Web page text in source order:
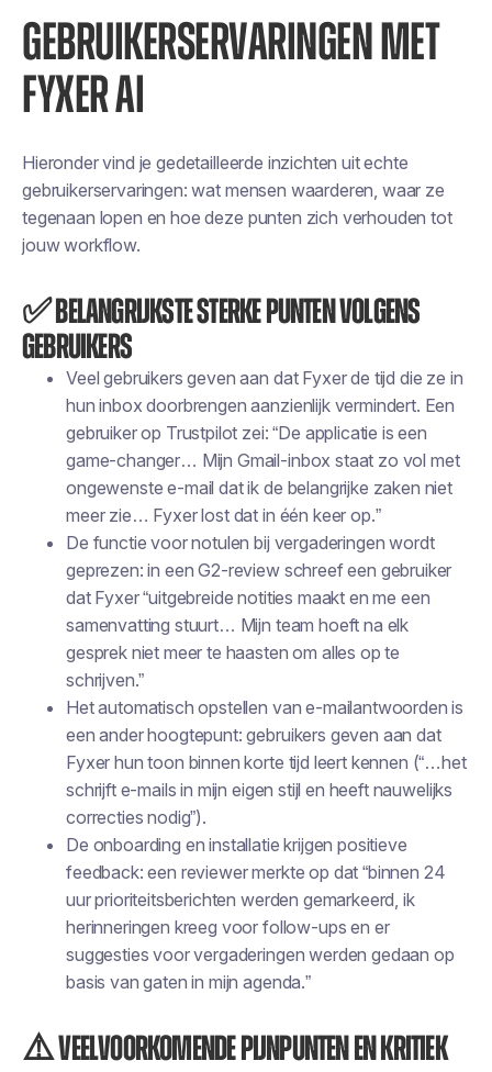
GEBRUIKERSERVARINGEN MET
FYXER AI
Hieronder vind je gedetailleerde inzichten uit echte
gebruikerservaringen: wat mensen waarderen, waar ze
tegenaan lopen en hoe deze punten zich verhouden tot
jouwworkflow.
✅ Belangrijkste sterke punten volgens
gebruikers
Veel gebruikers geven aan dat Fyxer de tijd die ze in
hun inbox doorbrengen aanzienlijk vermindert. Een
gebruiker op Trustpilot zei: “De applicatie is een
game-changer… Mijn Gmail-inbox staat zo vol met
ongewenste e-mail dat ik de belangrijke zaken niet
meer zie… Fyxer lost dat in één keer op.”
De functie voor notulen bij vergaderingen wordt
geprezen: in een G2-review schreef een gebruiker
dat Fyxer “uitgebreide notities maakt en me een
samenvatting stuurt… Mijn team hoeft na elk
gesprek niet meer te haasten om alles op te
schrijven.”
Het automatisch opstellen van e-mailantwoorden is
een ander hoogtepunt: gebruikers geven aan dat
Fyxer hun toon binnen korte tijd leert kennen (“…het
schrijft e-mails in mijn eigen stijl en heeft nauwelijks
correcties nodig”).
De onboarding en installatie krijgen positieve
feedback: een reviewer merkte op dat “binnen 24
uur prioriteitsberichten werden gemarkeerd, ik
herinneringen kreeg voor follow-ups en er
suggesties voor vergaderingen werden gedaan op
basis van gaten in mijn agenda.”
⚠️ Veelvoorkomende pijnpunten en kritiek